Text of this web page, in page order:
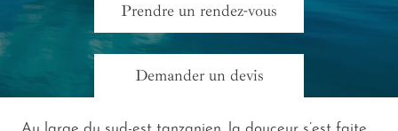
Prendre un rendez-vous
Demander un devis